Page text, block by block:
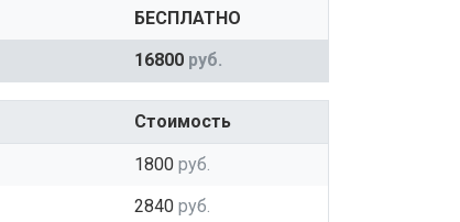
БЕСПЛАТНО
16800 руб.
Стоимость
1800 руб.
2840 руб.